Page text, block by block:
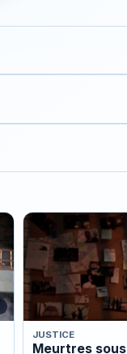
JUSTICE
Meurtres sous